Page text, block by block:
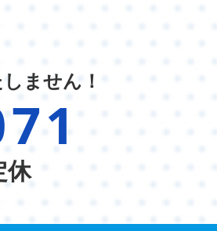
ません！
休